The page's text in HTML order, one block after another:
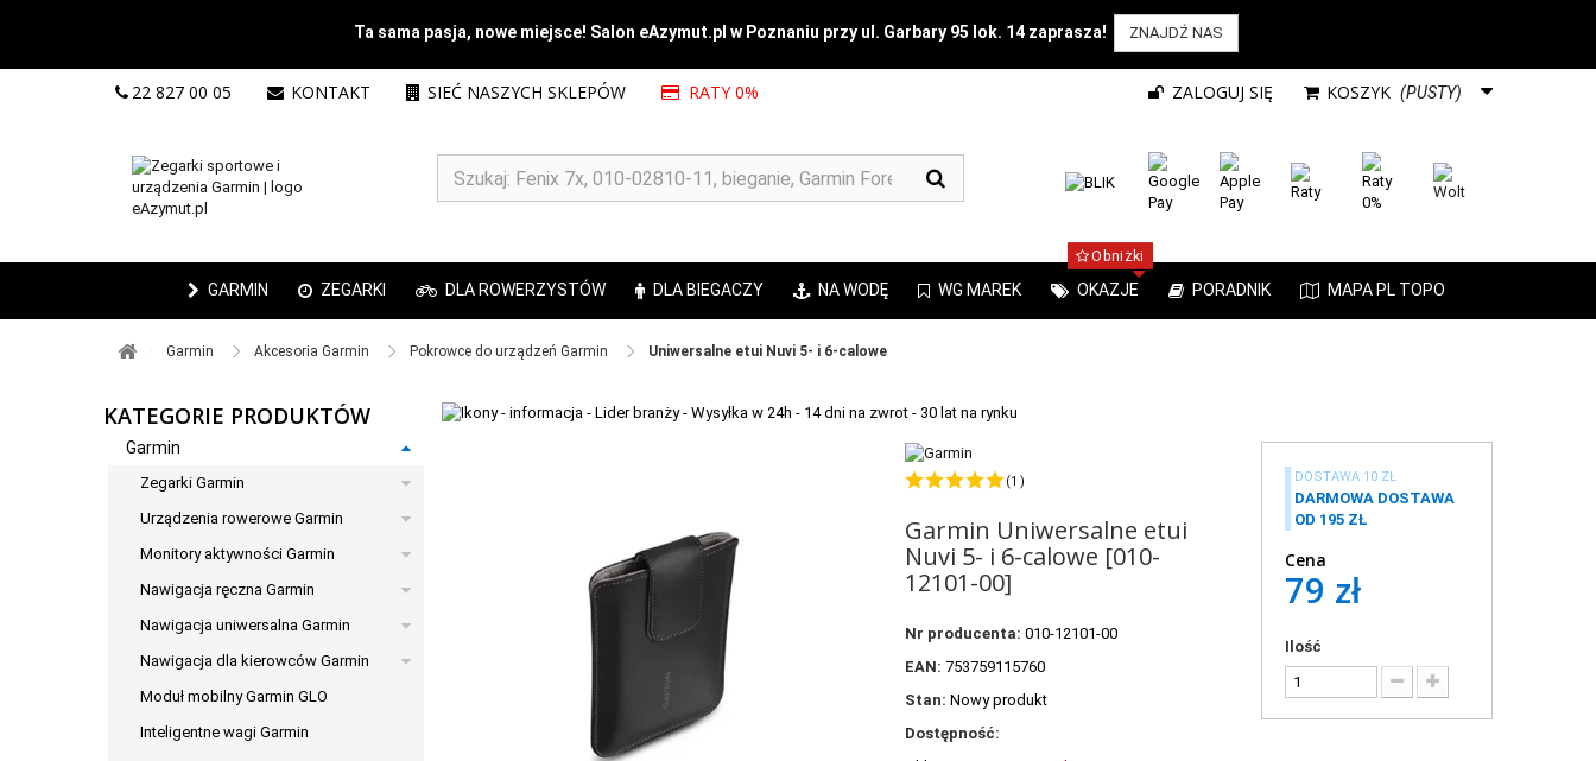
Ta sama pasja, nowe miejsce! Salon eAzymut.pl w Poznaniu przy ul. Garbary 95 lok. 14 zaprasza! ZNAJDŹ NAS
KOSZYK (PUSTY)
ZALOGUJ SIĘ
22 827 00 05 KONTAKT SIEĆ NASZYCH SKLEPÓW RATY 0%
GARMIN ZEGARKI DLA ROWERZYSTÓW DLA BIEGACZY NA WODĘ WG MAREK OKAZJE
Obniżki
PORADNIK MAPA PL TOPO
Garmin ​ Akcesoria Garmin ​ Pokrowce do urządzeń Garmin ​ Uniwersalne etui Nuvi 5- i 6-calowe
KATEGORIE PRODUKTÓW
Garmin
Zegarki Garmin
Urządzenia rowerowe Garmin
Monitory aktywności Garmin
Nawigacja ręczna Garmin
Nawigacja uniwersalna Garmin
Nawigacja dla kierowców Garmin
Moduł mobilny Garmin GLO
Inteligentne wagi Garmin
(1 )
Garmin Uniwersalne etui
Nuvi 5- i 6-calowe [010-
12101-00]
Nr producenta: 010-12101-00
EAN: 753759115760
Stan: Nowy produkt
Dostępność:
DOSTAWA 10 ZŁ
DARMOWA DOSTAWA
OD 195 ZŁ
Cena
79 zł
Ilość